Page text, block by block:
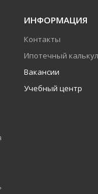
ИНФОРМАЦИЯ
Контакты
Ипотечный
Вакансии
Учебный центр